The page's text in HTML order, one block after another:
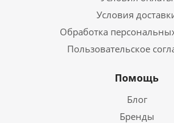
Условия
Обработка
Пользовательское
Помощь
Блог
Бренды